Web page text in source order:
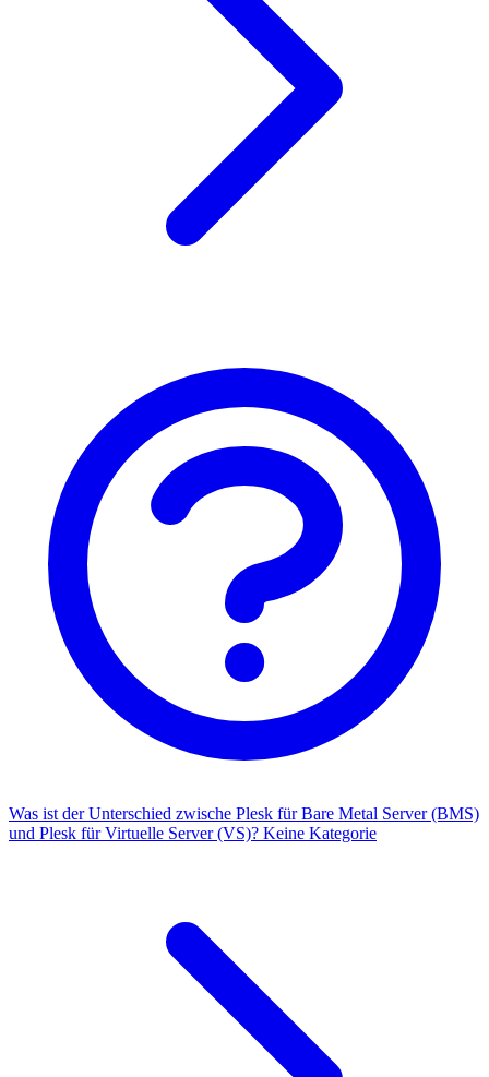
Was ist der Unterschied zwische Plesk für Bare Metal Server (BMS)
und Plesk für Virtuelle Server (VS)? Keine Kategorie